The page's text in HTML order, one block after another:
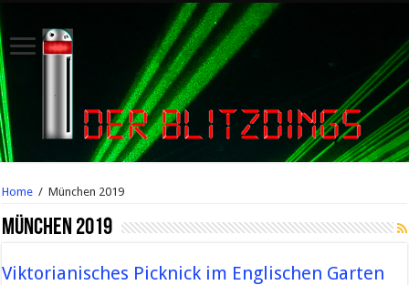
Home / München 2019
München 2019
Viktorianisches Picknick im Englischen Garten